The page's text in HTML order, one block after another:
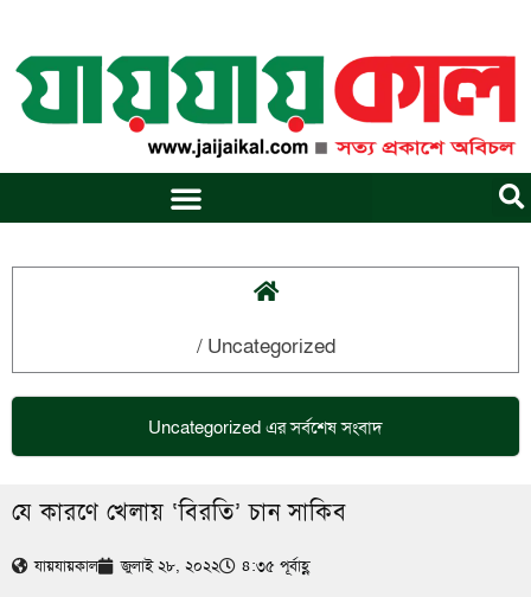
content
/ Uncategorized
Uncategorized এর সর্বশেষ সংবাদ
যে কারণে খেলায় ‘বিরতি’ চান সাকিব
যায়যায়কাল জুলাই ২৮, ২০২২ ৪:৩৫ পূর্বাহ্ণ